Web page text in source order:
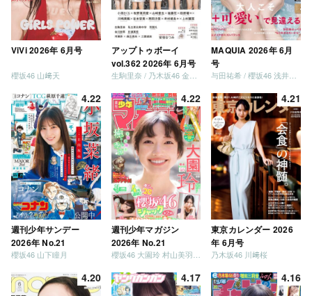
ViVi 2026年 6月号
櫻坂46 山﨑天
アップトゥボーイ
vol.362 2026年 6月号
生駒里奈 / 乃木坂46 金川紗耶 森平麗心
MAQUIA 2026年 6月
号
与田祐希 / 櫻坂46 浅井恋乃未
4.22
週刊少年サンデー
2026年 No.21
櫻坂46 山下瞳月
4.22
週刊少年マガジン
2026年 No.21
4.21
東京カレンダー 2026
年 6月号
乃木坂46 川﨑桜
4.20 4.17 4.16